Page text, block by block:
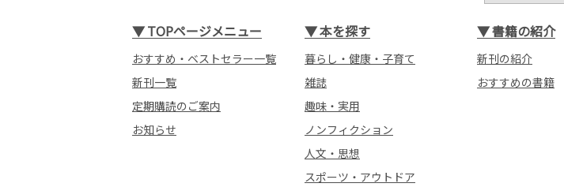
▼TOPページメニュー
おすすめ・ベストセラー一覧
新刊一覧
定期購読のご案内
お知らせ
▼本を探す
暮らし・健康・子育て
雑誌
趣味・実用
ノンフィクション
人文・思想
スポーツ・アウトドア
▼書籍の紹介
新刊の紹介
おすすめの書籍